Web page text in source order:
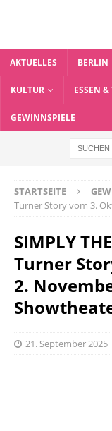
AKTUELLES BERLIN
KULTUR ESSEN
GEWINNSPIELE
STARTSEITE
Turner Story vom 3.
SIMPLY
Turner
2.
21. September 2025